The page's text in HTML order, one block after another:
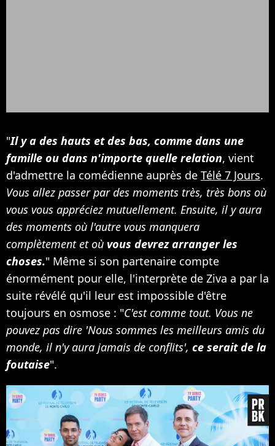
"Il y a des hauts et des bas, comme dans une
famille ou dans n'importe quelle relation, vient
d'admettre la comédienne auprès de Télé 7 Jours.
Vous allez passer par des moments très, très bons où
vous vous appréciez mutuellement. Ensuite, il y aura
des moments où l'autre vous manquera
complètement et où vous devrez arranger les
choses." Même si son partenaire compte
énormément pour elle, l'interprète de Ziva a par la
suite révélé qu'il leur est impossible d'être
toujours en osmose : "C'est comme tout. Vous ne
pouvez pas dire 'Nous sommes les meilleurs amis du
monde, il n'y aura jamais de conflits', ce serait de la
foutaise".